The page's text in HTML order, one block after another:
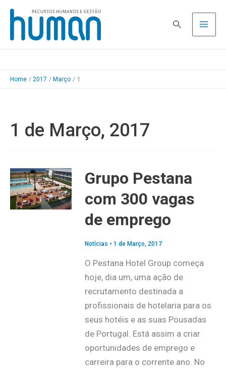
Skip
content
Pesquisa
Home 2017 Março 1
1 de Março, 2017
Grupo Pestana
com 300 vagas
de emprego
Notícias • 1 de Março, 2017
O Pestana Hotel Group começa
hoje, dia um, uma ação de
recrutamento destinada a
profissionais de hotelaria para os
seus hotéis e as suas Pousadas
de Portugal. Está assim a criar
oportunidades de emprego e
carreira para o corrente ano. No